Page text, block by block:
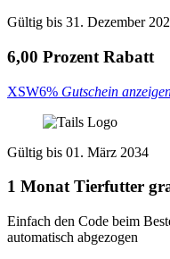
Gültig bis 31. Dezember
6,00 Prozent Rabatt
XSW6% Gutschein
Gültig bis 01. März 2034
1 Monat Tierfutter
Einfach den Code beim
automatisch abgezogen